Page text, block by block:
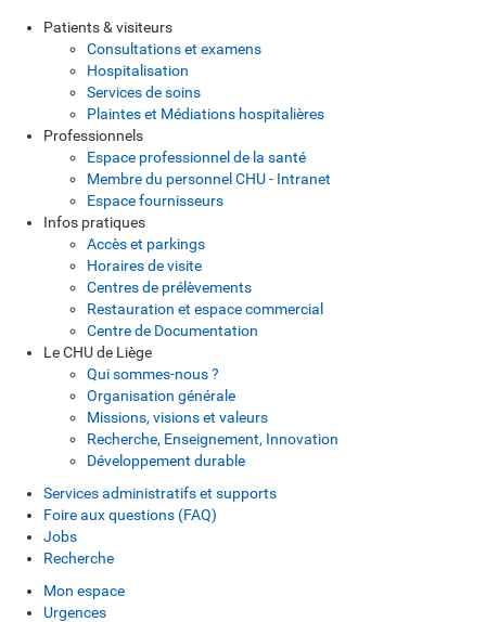
Patients & visiteurs
Consultations et examens
Hospitalisation
Services de soins
Plaintes et Médiations hospitalières
Professionnels
Espace professionnel de la santé
Membre du personnel CHU - Intranet
Espace fournisseurs
Infos pratiques
Accès et parkings
Horaires de visite
Centres de prélèvements
Restauration et espace commercial
Centre de Documentation
Le CHU de Liège
Qui sommes-nous ?
Organisation générale
Missions, visions et valeurs
Recherche, Enseignement, Innovation
Développement durable
Services administratifs et supports
Foire aux questions (FAQ)
Jobs
Recherche
Mon espace
Urgences